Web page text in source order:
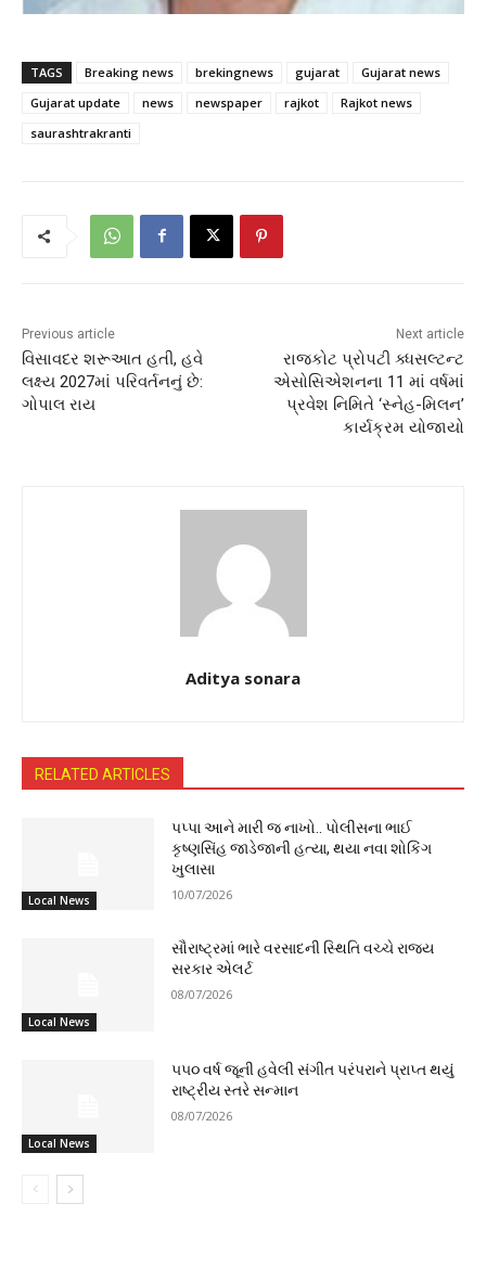
TAGS Breaking news brekingnews gujarat
Gujarat news
Gujarat update
news newspaper rajkot
Rajkot news
saurashtrakranti
Previous article
વિસાવદર શરૂઆત હતી, હવે
લક્ષ્ય 2027માં પરિવર્તનનું છે:
ગોપાલ રાય
Next article
રાજકોટ પ્રોપટી ક્ધસલ્ટન્ટ
એસોસિએશનના 11 માં વર્ષમાં
પ્રવેશ નિમિતે ‘સ્નેહ-મિલન’
કાર્યક્રમ યોજાયો
Aditya sonara
RELATED ARTICLES
Local News
પપ્પા આને મારી જ નાખો.. પોલીસના ભાઈ
કૃષ્ણસિંહ જાડેજાની હત્યા, થયા નવા શોકિંગ
ખુલાસા
10/07/2026
Local News
સૌરાષ્ટ્રમાં ભારે વરસાદની સ્થિતિ વચ્ચે રાજ્ય
સરકાર એલર્ટ
08/07/2026
Local News
૫૫૦ વર્ષ જૂની હવેલી સંગીત પરંપરાને પ્રાપ્ત થયું
રાષ્ટ્રીય સ્તરે સન્માન
08/07/2026